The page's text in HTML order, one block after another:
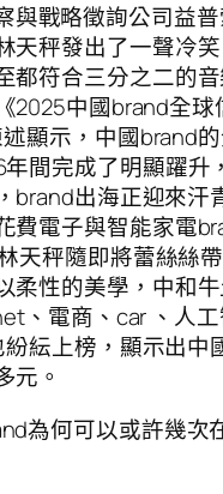
與戰略徵詢公司益
天秤發出了一聲冷
都符合三分之二的
2025中國brand全球
述顯示，中國brand
間完成了明顯躍升
brand出海正迎來汗
費電子與智能家電
天秤隨即將蕾絲絲
柔性的美學，中和
、電商、car 、人
紜上榜，顯示出中
元。
為何可以或許幾次